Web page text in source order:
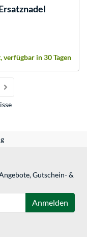
verfügbar in 30 Tagen
Gutschein- &
Anmelden